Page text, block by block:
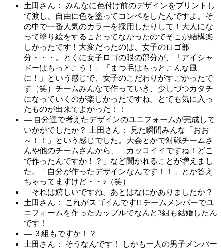
土田さん： みんなに色付け前のデザインをプリントし
て渡し、自由に色を塗ってコンペをしたんですよ。そ
の中で一番人気のカラーを採用したりして！大人にな
って塗り絵をすることってなかったのでそこが結構楽
しかったです！大変だったのは、女子のロゴ部
分・・・。とくに女子ロゴの眼の部分が、「アイシャ
ドーはもっとこう！」「まつ毛はもっとこんな風
に！」という感じで、女子のこだわりがすごかったで
す（笑）チームみんなで作っていき、少しづつカタチ
になっていくのが楽しかったですね。とても気に入っ
たものが出来てよかった！！
― 自分達で考えたデザインのユニフォームが完成して
いかがでしたか？ 土田さん： 見た瞬間みんな「おお
～！！」という感じでした。大会とかで対戦チームさ
んや他のチームさんから、「カッコイイですね！どこ
で作ったんですか！？」など聞かれることが増えまし
た。「自分が作ったデザインなんです！！」とか答え
ちゃってますけど・・♪（笑）
―それは嬉しいですね。あとはなにかありましたか？
土田さん： これがスゴイんです!! チームメンバーでユ
ニフォームを作ったカップルでなんと3組も結婚したん
です！
― ３組もですか！？
土田さん： そうなんです！ しかも一人の男子メンバー